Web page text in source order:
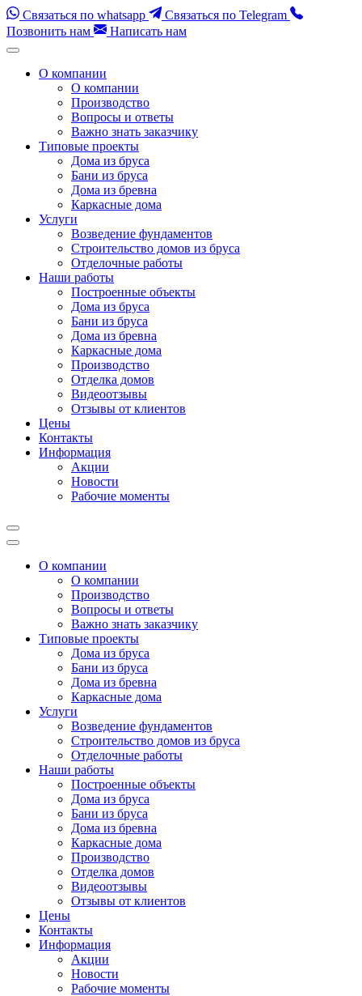
Связаться по whatsapp
Связаться по Telegram
Позвонить нам
Написать нам
Перейти
содержимому
(нажмите
О компании
О компании
Производство
Вопросы и ответы
Важно знать заказчику
Типовые проекты
Дома из бруса
Бани из бруса
Дома из бревна
Каркасные дома
Услуги
Возведение фундаментов
Строительство домов из бруса
Отделочные работы
Наши работы
Построенные объекты
Дома из бруса
Бани из бруса
Дома из бревна
Каркасные дома
Производство
Отделка домов
Видеоотзывы
Отзывы от клиентов
Цены
Контакты
Информация
Акции
Новости
Рабочие моменты
О компании
О компании
Производство
Вопросы и ответы
Важно знать заказчику
Типовые проекты
Дома из бруса
Бани из бруса
Дома из бревна
Каркасные дома
Услуги
Возведение фундаментов
Строительство домов из бруса
Отделочные работы
Наши работы
Построенные объекты
Дома из бруса
Бани из бруса
Дома из бревна
Каркасные дома
Производство
Отделка домов
Видеоотзывы
Отзывы от клиентов
Цены
Контакты
Информация
Акции
Новости
Рабочие моменты